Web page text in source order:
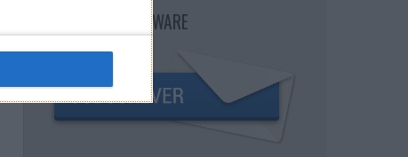
NEWSLETTER PPLWARE